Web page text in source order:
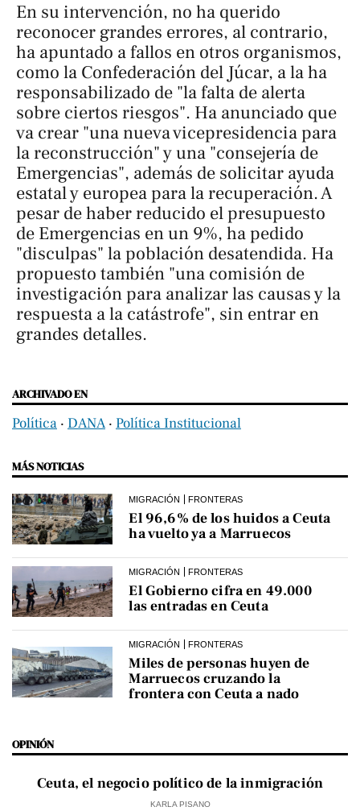
En su intervención, no ha querido
reconocer grandes errores, al contrario,
ha apuntado a fallos en otros organismos,
como la Confederación del Júcar, a la ha
responsabilizado de "la falta de alerta
sobre ciertos riesgos". Ha anunciado que
va crear "una nueva vicepresidencia para
la reconstrucción" y una "consejería de
Emergencias", además de solicitar ayuda
estatal y europea para la recuperación. A
pesar de haber reducido el presupuesto
de Emergencias en un 9%, ha pedido
"disculpas" la población desatendida. Ha
propuesto también "una comisión de
investigación para analizar las causas y la
respuesta a la catástrofe", sin entrar en
grandes detalles.
ARCHIVADO EN
Política ‧ DANA‧ Política Institucional
MÁS NOTICIAS
MIGRACIÓN FRONTERAS
El 96,6% de los huidos a Ceuta
ha vuelto ya a Marruecos
MIGRACIÓN FRONTERAS
El Gobierno cifra en 49.000
las entradas en Ceuta
MIGRACIÓN FRONTERAS
Miles de personas huyen de
Marruecos cruzando la
frontera con Ceuta a nado
OPINIÓN
Ceuta, el negocio político de la inmigración
KARLA PISANO